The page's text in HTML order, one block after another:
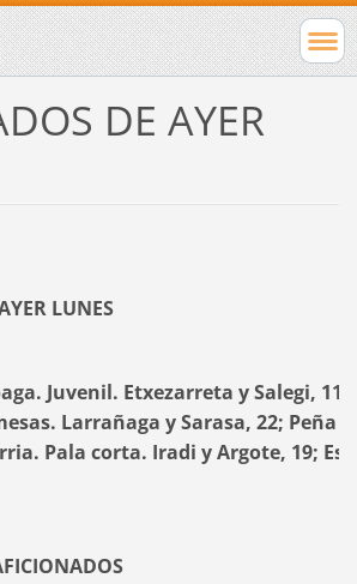
DE AYER
LUNES
Juvenil. Etxezarreta y Salegi, 11;
Larrañaga y Sarasa, 22; Peña
Pala corta. Iradi y Argote, 19;